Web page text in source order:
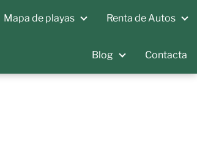
Mapa de playas Renta de Autos
Blog Contacta